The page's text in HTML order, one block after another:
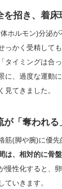
招き、着床
ホルモン)分泌が
っかく受精して
タイミングは合
に、過度な運動
見てきました。
「奪われる
筋(脚や腕)に優
は、相対的に骨
慢性化すると、
ていきます。